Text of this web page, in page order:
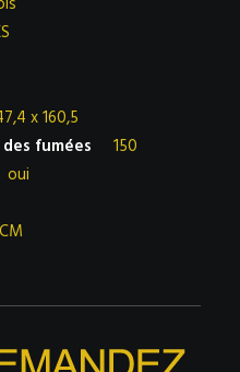
x 160,5
fumées
150
oui